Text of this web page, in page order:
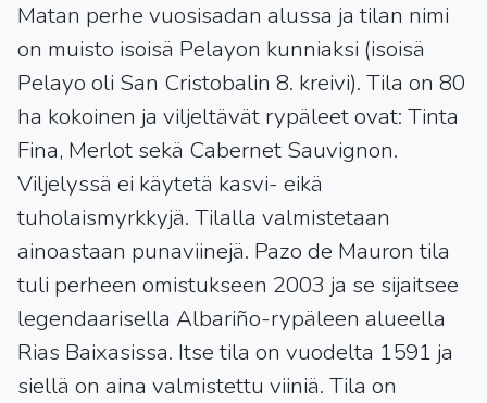
Matan perhe vuosisadan alussa ja tilan nimi
on muisto isoisä Pelayon kunniaksi (isoisä
Pelayo oli San Cristobalin 8. kreivi). Tila on 80
ha kokoinen ja viljeltävät rypäleet ovat: Tinta
Fina, Merlot sekä Cabernet Sauvignon.
Viljelyssä ei käytetä kasvi- eikä
tuholaismyrkkyjä. Tilalla valmistetaan
ainoastaan punaviinejä. Pazo de Mauron tila
tuli perheen omistukseen 2003 ja se sijaitsee
legendaarisella Albariño-rypäleen alueella
Rias Baixasissa. Itse tila on vuodelta 1591 ja
siellä on aina valmistettu viiniä. Tila on